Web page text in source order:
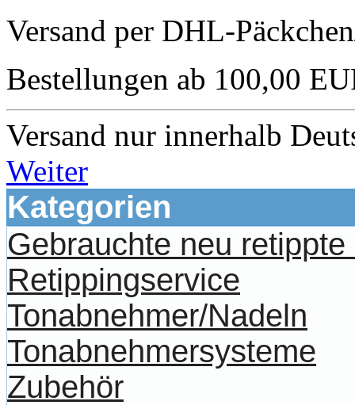
Versand per DHL-
Bestellungen ab 100,00
Versand nur innerhalb
Weiter
Kategorien
Gebrauchte neu
Retippingservice
Tonabnehmer/Nadeln
Tonabnehmersysteme
Zubehör